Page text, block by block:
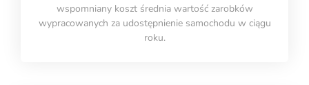
wspomniany koszt średnia wartość zarobków
wypracowanych za udostępnienie samochodu w ciągu
roku.